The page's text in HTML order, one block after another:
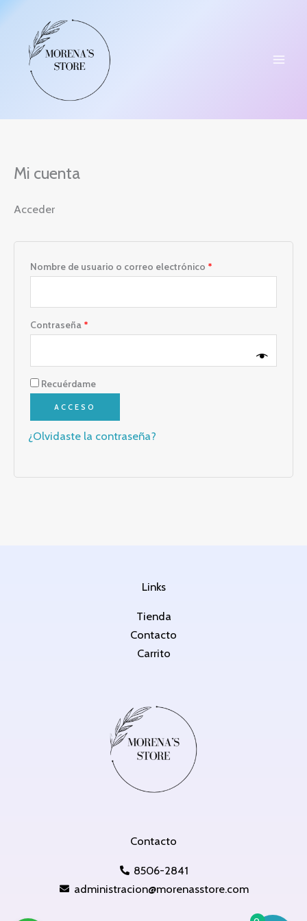
contenido
Mi cuenta
Acceder
Nombre de usuario o correo electrónico *
Contraseña *
Recuérdame
ACCESO
¿Olvidaste la contraseña?
Contacto
8506-2841
administracion@morenasstore.com
Links
Tienda
Contacto
Carrito